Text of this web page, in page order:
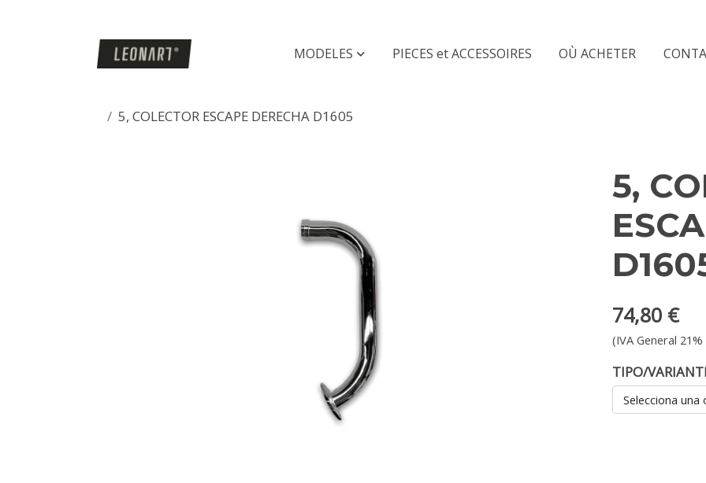
MODELES PIECES et ACCESSOIRES OÙ ACHETER
5, COLECTOR ESCAPE DERECHA D1605
5,
74,80 €
(IVA General
TIPO/
Selecciona una